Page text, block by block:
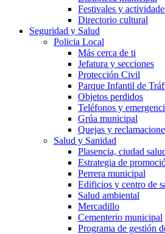
Festivales y
Directorio cultural
Seguridad y Salud
Policia Local
Más cerca de ti
Jefatura y secciones
Protección Civil
Parque Infantil de
Objetos perdidos
Teléfonos y
Grúa municipal
Quejas y
Salud y Sanidad
Plasencia, ciudad
Estrategia de
Perrera municipal
Edificios y centro de
Salud ambiental
Mercadillo
Cementerio municipal
Programa de gestión